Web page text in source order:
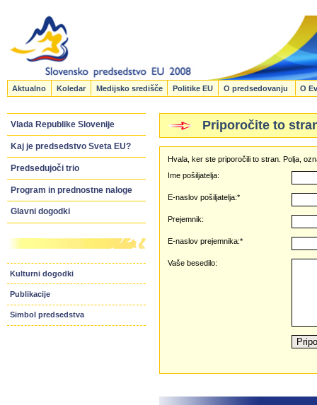
Aktualno Koledar Medijsko središče Politike EU O predsedovanju O
Vlada Republike Slovenije
Kaj je predsedstvo Sveta EU?
Predsedujoči trio
Program in prednostne naloge
Glavni dogodki
Kulturni dogodki
Publikacije
Simbol predsedstva
Priporočite to
Hvala, ker ste priporočili to stran. Polja,
Ime pošiljatelja:
E-naslov pošiljatelja:*
Prejemnik:
E-naslov prejemnika:*
Vaše besedilo: